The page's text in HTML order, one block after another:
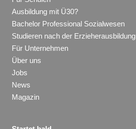
Ausbildung mit Ü30?
Bachelor Professional Sozialwesen
Studieren nach der Erzieherausbildung
Für Unternehmen
Über uns
Jobs
News
Magazin